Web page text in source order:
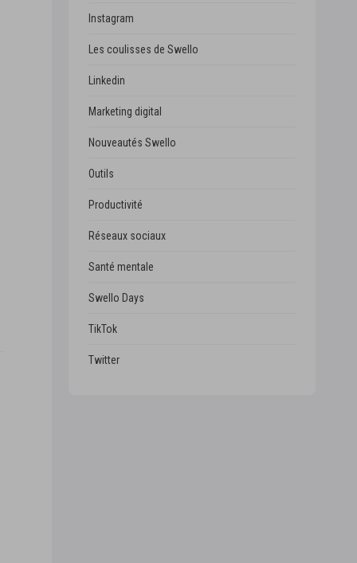
Instagram
Les coulisses de Swello
Linkedin
Marketing digital
Nouveautés Swello
Outils
Productivité
Réseaux sociaux
Santé mentale
Swello Days
TikTok
Twitter